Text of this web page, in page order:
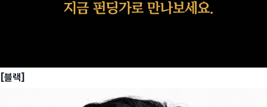
[블랙]